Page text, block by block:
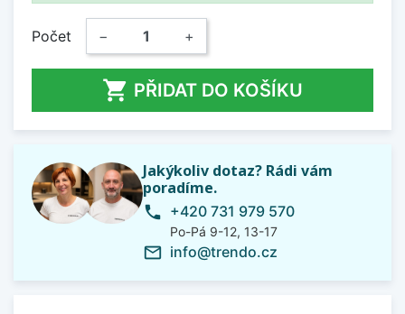
Počet − +
 PŘIDAT DO KOŠÍKU
Jakýkoliv dotaz? Rádi vám
poradíme.
phone +420 731 979 570
Po-Pá 9-12, 13-17
mail_outline info@trendo.cz